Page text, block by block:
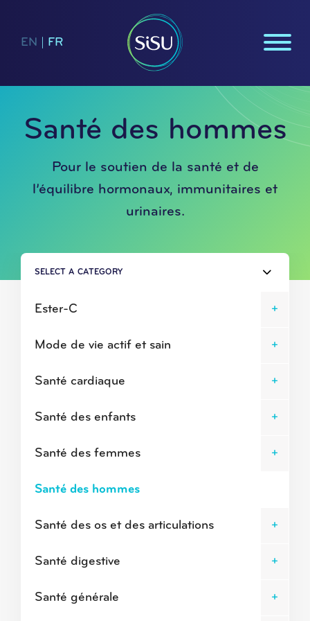
EN FR
Santé des hommes
Pour le soutien de la santé et de
l’équilibre hormonaux, immunitaires et
urinaires.
SELECT A CATEGORY
Ester-C
Mode de vie actif et sain
Santé cardiaque
Santé des enfants
Santé des femmes
Santé des hommes
Santé des os et des articulations
Santé digestive
Santé générale